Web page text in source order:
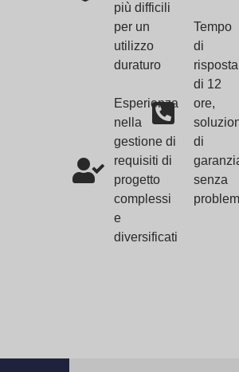
più difficili
per un
utilizzo
duraturo
Esperienza
nella
gestione di
requisiti di
progetto
complessi
e
diversificati
Tempo
di
risposta
di 12
ore,
di
senza